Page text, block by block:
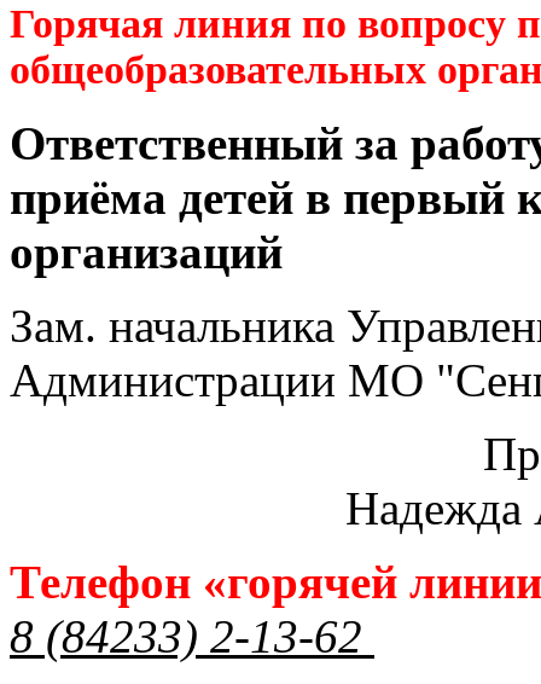
Горячая линия по вопросу
общеобразовательных
Ответственный за
приёма детей в первый
организаций
Зам. начальника
Администрации МО
Надежда
Телефон «горячей
8 (84233) 2-13-62